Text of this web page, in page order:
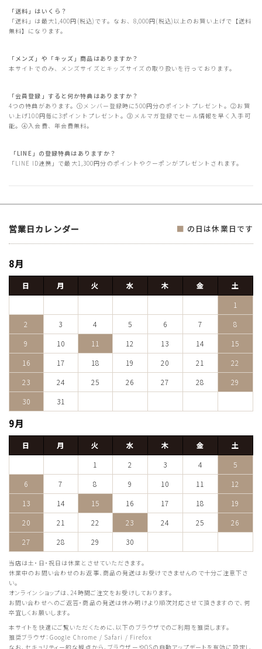
「送料」はいくら？
「送料」は最大1,400円(税込)です。なお、8,000円(税込)以上のお買い上げで【送料
無料】になります。
「メンズ」や「キッズ」商品はありますか？
本サイトでのみ、メンズサイズとキッズサイズの取り扱いを行っております。
「会員登録」すると何か特典はありますか？
4つの特典があります。①メンバー登録時に500円分のポイントプレゼント。②お買
い上げ100円毎に3ポイントプレゼント。③メルマガ登録でセール情報を早く入手可
能。④入会費、年会費無料。
「LINE」の登録特典はありますか？
「LINE ID連携」で最大1,300円分のポイントやクーポンがプレゼントされます。
営業日カレンダー ■ の日は休業日です
8月
日 月 火 水 木 金
土
1
2
3 4 5 6 7
8
9
10 11 12 13 14
15
16
17 18 19 20 21
22
23
24 25 26 27 28
29
30
31
9月
日 月 火 水 木 金
土
1
2 3 4
5
6
7 8 9 10 11
12
13
14 15 16 17 18
19
20
21 22 23 24 25
26
27
28 29 30
当店は土・日・祝日は休業とさせていただきます。
休業中のお問い合わせのお返事、商品の発送はお受けできませんので十分ご注意下さ
い。
オンラインショップは、24時間ご注文をお受けしております。
お問い合わせへのご返答・商品の発送は休み明けより順次対応させて頂きますので、何
卒宜しくお願いします。
本サイトを快適にご覧いただくために、以下のブラウザでのご利用を推奨します。
推奨ブラウザ：Google Chrome / Safari / Firefox
なお、セキュリティー的な観点から、ブラウザーやOSの自動アップデートを有効に設定し